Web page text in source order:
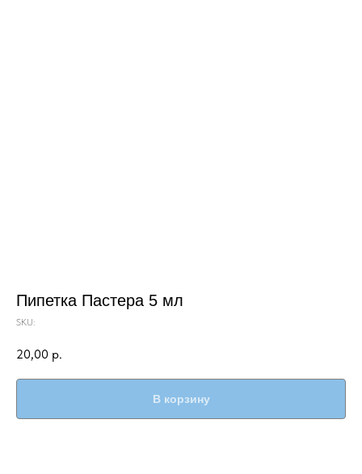
Пипетка Пастера 5 мл
SKU:
20,00 р.
В корзину